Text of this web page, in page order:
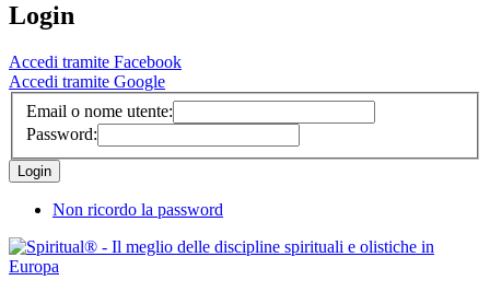
Login
Accedi tramite Facebook
Accedi tramite Google
Email o nome utente:
Password:
Non ricordo la password